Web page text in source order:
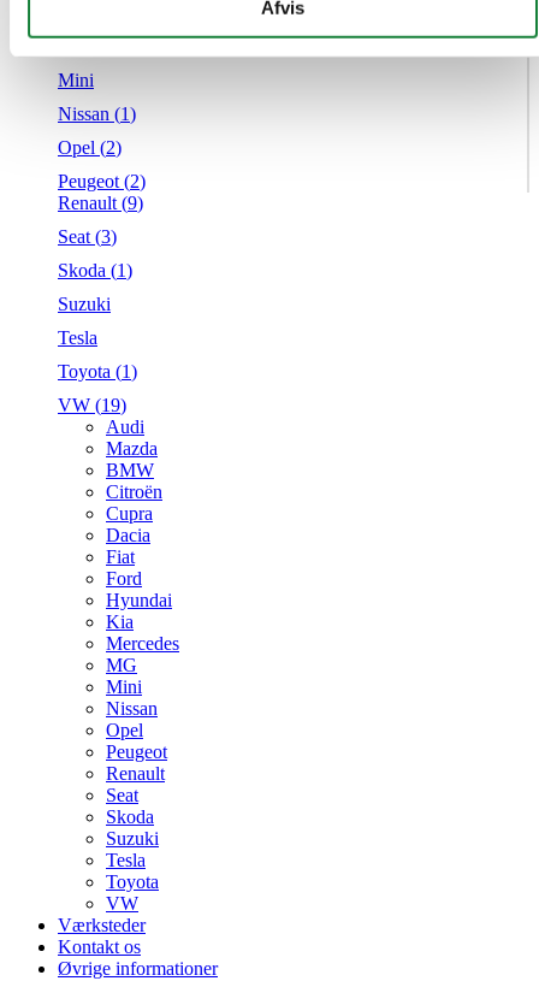
givet dem, eller som de har indsamlet fra din brug af deres
tjenester.
Afvis
Mini
Nissan (1)
Opel (2)
Peugeot (2)
Renault (9)
Seat (3)
Skoda (1)
Suzuki
Tesla
Toyota (1)
VW (19)
Audi
Mazda
BMW
Citroën
Cupra
Dacia
Fiat
Ford
Hyundai
Kia
Mercedes
MG
Mini
Nissan
Opel
Peugeot
Renault
Seat
Skoda
Suzuki
Tesla
Toyota
VW
Værksteder
Kontakt os
Øvrige informationer